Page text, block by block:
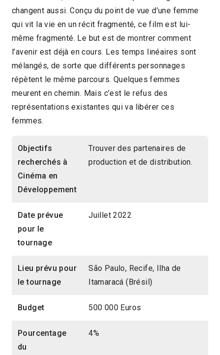
changent aussi. Conçu du point de vue d’une femme
qui vit la vie en un récit fragmenté, ce film est lui-
même fragmenté. Le but est de montrer comment
l’avenir est déjà en cours. Les temps linéaires sont
mélangés, de sorte que différents personnages
répètent le même parcours. Quelques femmes
meurent en chemin. Mais c’est le refus des
représentations existantes qui va libérer ces
femmes.
Objectifs
recherchés à
Cinéma en
Développement
Trouver des partenaires de
production et de distribution.
Date prévue
pour le
tournage
Juillet 2022
Lieu prévu pour
le tournage
São Paulo, Recife, Ilha de
Itamaracá (Brésil)
Budget 500 000 Euros
Pourcentage
du
4%